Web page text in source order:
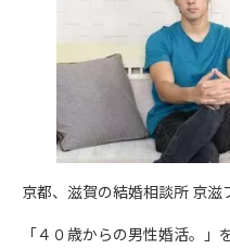
京都、滋賀の結婚相談所 京
「４０歳からの男性婚活。